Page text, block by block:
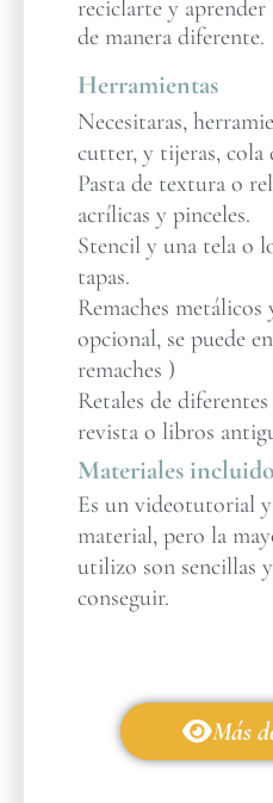
reciclarte y
de manera diferente.
Herramientas
Necesitaras,
cutter, y tijeras, cola
Pasta de textura o
acrílicas y pinceles.
Stencil y una tela o
tapas.
Remaches
opcional, se puede
remaches )
Retales de
revista o libros
Materiales
Es un videotutorial
material, pero la
utilizo son sencillas
conseguir.
Más